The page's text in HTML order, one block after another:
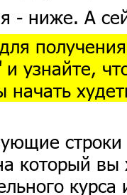
- ниже. А
и узнайте,
начать
который вы